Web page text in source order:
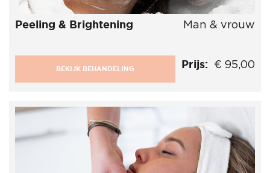
Peeling & Brightening Man & vrouw
BEKIJK BEHANDELING Prijs: € 95,00